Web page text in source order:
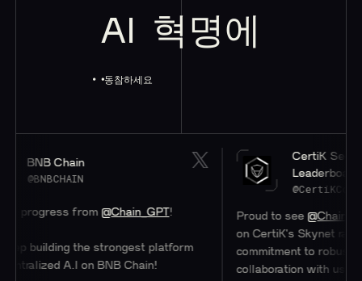
AI 혁명에
동참하세요
BNB Chain
@BNBCHAIN
progress from@Chain_GPT!
building the strongest platform
A.I on BNB Chain!
CertiK
Leaderboard
Proud to see
on CertiK's Skynet
commitment to robust
collaboration with us